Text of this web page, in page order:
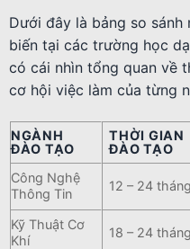
Dưới đây là bảng so
biến tại các trường học
có cái nhìn tổng quan về
cơ hội việc làm của từng
NGÀNH
ĐÀO TẠO
THỜI GIAN
ĐÀO TẠO
Công Nghệ
Thông Tin
12 – 24 tháng
Kỹ Thuật Cơ
Khí
18 – 24 tháng